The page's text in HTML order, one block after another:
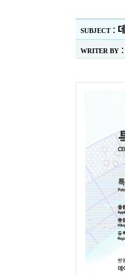
SUBJECT:
WRITER BY :